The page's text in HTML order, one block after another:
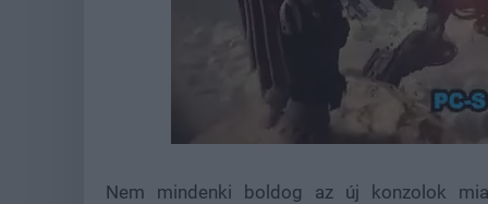
44.45%
Nem mindenki boldog az új konzolok